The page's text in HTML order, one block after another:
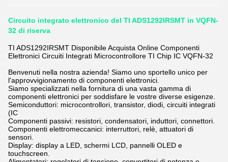
Circuito integrato elettronico del TI ADS1292IRSMT in VQFN-
32 di riserva
TI ADS1292IRSMT Disponibile Acquista Online Componenti
Elettronici Circuiti Integrati Microcontrollore TI Chip IC VQFN-32
Benvenuti nella nostra azienda! Siamo uno sportello unico per
l'approvvigionamento di componenti elettronici.
Siamo specializzati nella fornitura di una vasta gamma di
componenti elettronici per soddisfare le vostre diverse esigenze.
Semiconduttori: microcontrollori, transistor, diodi, circuiti integrati
(IC
Componenti passivi: resistori, condensatori, induttori, connettori.
Componenti elettromeccanici: interruttori, relè, attuatori di
sensori.
Display: display a LED, schermi LCD, pannelli OLED e
touchscreen.